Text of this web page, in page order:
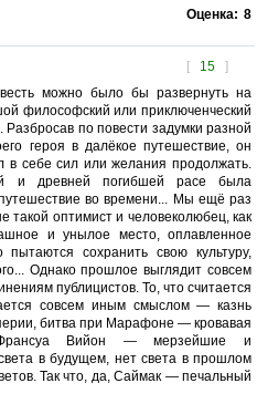
Оценка: 8
[ 15 ]
можно было бы развернуть на
философский или приключенческий
по повести задумки разной
героя в далёкое путешествие, он
себе сил или желания продолжать.
и древней погибшей расе была
во времени... Мы ещё раз
оптимист и человеколюбец, как
и унылое место, оплавленное
сохранить свою культуру,
Однако прошлое выглядит совсем
публицистов. То, что считается
совсем иным смыслом — казнь
битва при Марафоне — кровавая
Вийон — мерзейшие и
в будущем, нет света в прошлом
Так что, да, Саймак — печальный